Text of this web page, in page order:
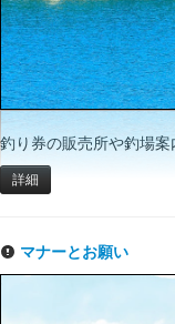
釣り券の販売所や釣場案
詳細
マナーとお願い